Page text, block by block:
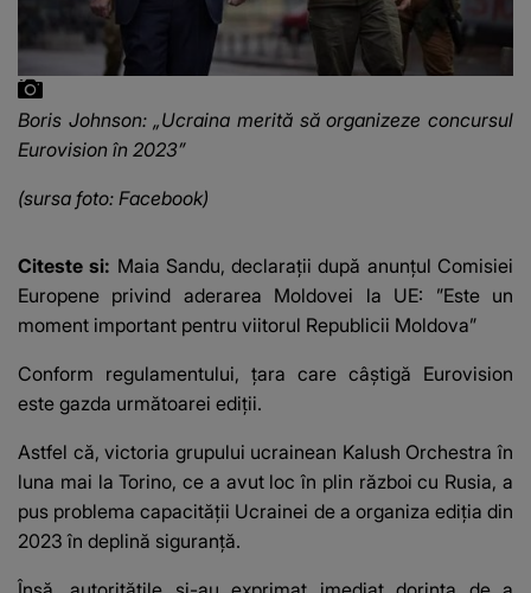
Boris Johnson: „Ucraina merită să organizeze concursul
Eurovision în 2023”
(sursa foto: Facebook)
Citeste si: Maia Sandu, declarații după anunțul Comisiei
Europene privind aderarea Moldovei la UE: ”Este un
moment important pentru viitorul Republicii Moldova”
Conform regulamentului, ţara care câştigă Eurovision
este gazda următoarei ediţii.
Astfel că, victoria grupului ucrainean Kalush Orchestra în
luna mai la Torino, ce a avut loc în plin război cu Rusia, a
pus problema capacităţii Ucrainei de a organiza ediţia din
2023 în deplină siguranţă.